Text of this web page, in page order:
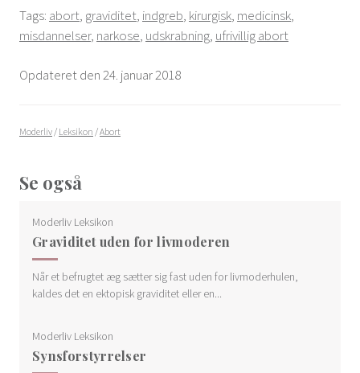
Tags: abort, graviditet, indgreb, kirurgisk, medicinsk,
misdannelser, narkose, udskrabning, ufrivillig abort
Opdateret den 24. januar 2018
Moderliv/ Leksikon /Abort
Se også
Moderliv Leksikon
Graviditet uden for livmoderen
Når et befrugtet æg sætter sig fast uden for livmoderhulen,
kaldes det en ektopisk graviditet eller en...
Moderliv Leksikon
Synsforstyrrelser